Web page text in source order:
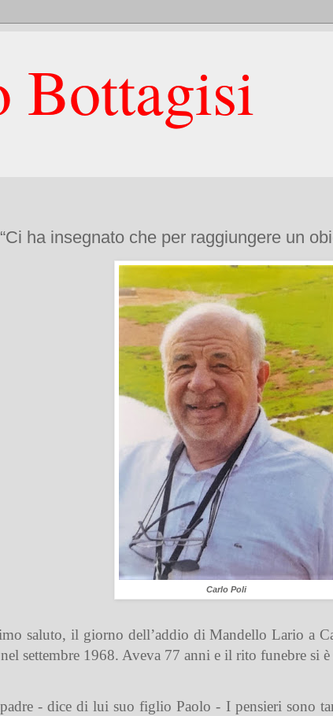
Bottagisi
ha insegnato che per raggiungere un
Carlo Poli
saluto, il giorno dell’addio di Mandello Lario a
settembre 1968. Aveva 77 anni e il rito funebre si
- dice di lui suo figlio Paolo - I pensieri sono